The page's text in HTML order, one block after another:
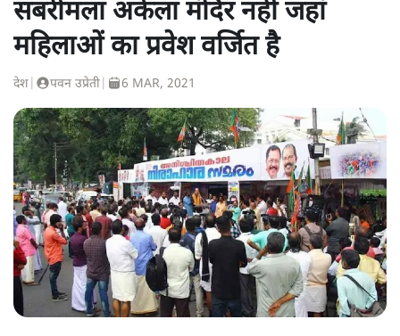
सबरीमला अकेला मंदिर नहीं जहां
महिलाओं का प्रवेश वर्जित है
देश पवन उप्रेती 6 MAR, 2021